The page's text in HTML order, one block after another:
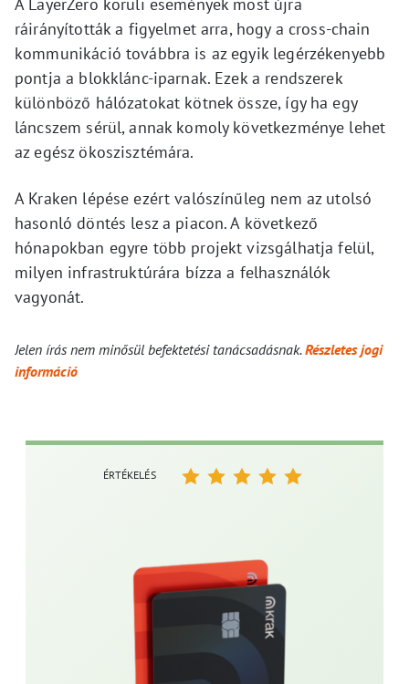
ráirányították a figyelmet arra, hogy a cross-chain
kommunikáció továbbra is az egyik legérzékenyebb
pontja a blokklánc-iparnak. Ezek a rendszerek
különböző hálózatokat kötnek össze, így ha egy
láncszem sérül, annak komoly következménye lehet
az egész ökoszisztémára.
A Kraken lépése ezért valószínűleg nem az utolsó
hasonló döntés lesz a piacon. A következő
hónapokban egyre több projekt vizsgálhatja felül,
milyen infrastruktúrára bízza a felhasználók
vagyonát.
Jelen írás nem minősül befektetési tanácsadásnak.Részletes jogi
információ
ÉRTÉKELÉS